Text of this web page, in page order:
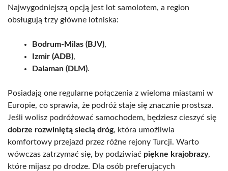
Najwygodniejszą opcją jest lot samolotem, a region
obsługują trzy główne lotniska:
Bodrum-Milas (BJV),
Izmir (ADB),
Dalaman (DLM).
Posiadają one regularne połączenia z wieloma miastami w
Europie, co sprawia, że podróż staje się znacznie prostsza.
Jeśli wolisz podróżować samochodem, będziesz cieszyć się
dobrze rozwiniętą siecią dróg, która umożliwia
komfortowy przejazd przez różne rejony Turcji. Warto
wówczas zatrzymać się, by podziwiać piękne krajobrazy,
które mijasz po drodze. Dla osób preferujących